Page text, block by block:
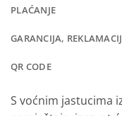
PLAĆANJE
GARANCIJA,
QR CODE
S voćnim jastucima